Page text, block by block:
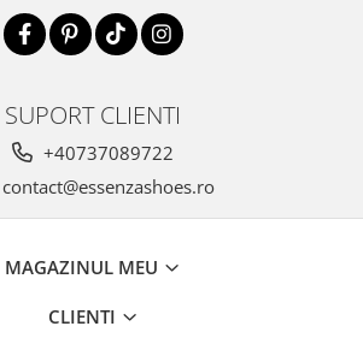
SUPORT CLIENTI
+40737089722
contact@essenzashoes.ro
MAGAZINUL MEU
CLIENTI